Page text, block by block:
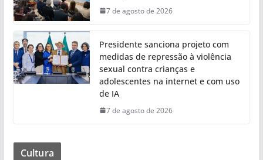
7 de agosto de 2026
Presidente sanciona projeto com
medidas de repressão à violência
sexual contra crianças e
adolescentes na internet e com uso
de IA
7 de agosto de 2026
Cultura